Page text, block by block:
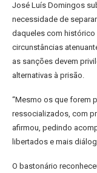
José Luís Domingos
necessidade de
daqueles com
circunstâncias
as sanções devem
alternativas à prisão.
“Mesmo os que forem
ressocializados, com
afirmou, pedindo
libertados e mais
O bastonário